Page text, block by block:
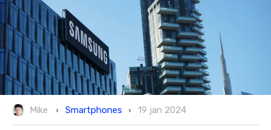
Mike Smartphones 19 jan 2024